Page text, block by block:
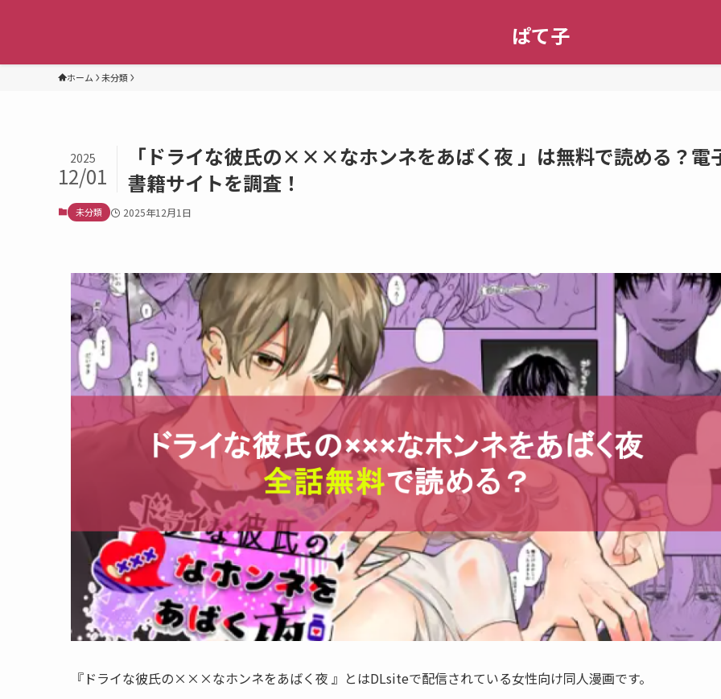
ぱて子
ホーム 未分類
「ドライな彼氏の×××なホンネをあばく夜 」は無料で読める？電
書籍サイトを調査！
2025
12/01
未分類 2025年12月1日
『ドライな彼氏の×××なホンネをあばく夜 』とはDLsiteで配信されている女性向け同人漫画です。